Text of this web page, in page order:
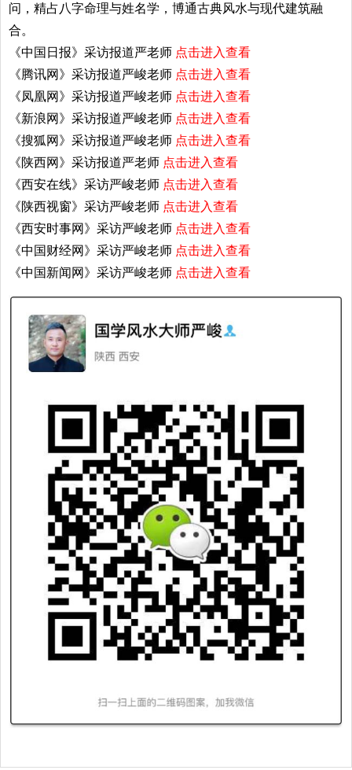
问，精占八字命理与姓名学，博通古典风水与现代建筑融
合。
《中国日报》采访报道严老师 点击进入查看
《腾讯网》采访报道严峻老师 点击进入查看
《凤凰网》采访报道严峻老师 点击进入查看
《新浪网》采访报道严峻老师 点击进入查看
《搜狐网》采访报道严峻老师 点击进入查看
《陕西网》采访报道严老师 点击进入查看
《西安在线》采访严峻老师 点击进入查看
《陕西视窗》采访严峻老师 点击进入查看
《西安时事网》采访严峻老师 点击进入查看
《中国财经网》采访严峻老师 点击进入查看
《中国新闻网》采访严峻老师 点击进入查看